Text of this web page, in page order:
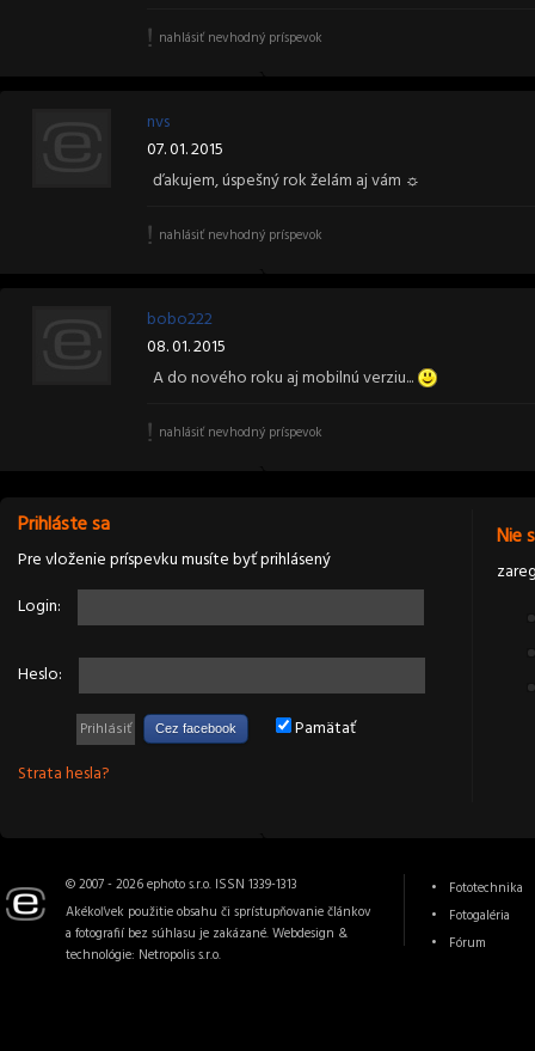
nahlásiť nevhodný príspevok
nvs
07. 01. 2015
ďakujem, úspešný rok želám aj vám ☼
nahlásiť nevhodný príspevok
bobo222
08. 01. 2015
A do nového roku aj mobilnú verziu...
nahlásiť nevhodný príspevok
Prihláste sa
Pre vloženie príspevku musíte byť prihlásený
Login:
Heslo:
Cez facebook
Pamätať
Strata hesla?
Nie
© 2007 - 2026 ephoto s.r.o. ISSN 1339-1313
Akékoľvek použitie obsahu či sprístupňovanie článkov
a fotografií bez súhlasu je zakázané. Webdesign &
technológie: Netropolis s.r.o.
Fototechnika
Fotogaléria
Fórum